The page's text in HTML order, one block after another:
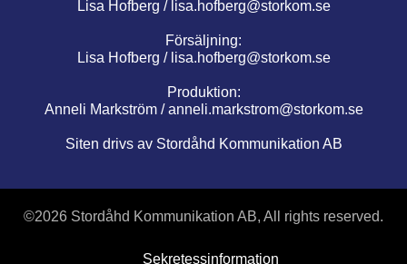
Lisa Hofberg / lisa.hofberg@storkom.se
Försäljning:
Lisa Hofberg / lisa.hofberg@storkom.se
Produktion:
Anneli Markström /anneli.markstrom@storkom.se
Siten drivs av Stordåhd Kommunikation AB
©2026 Stordåhd Kommunikation AB, All rights reserved.
Sekretessinformation